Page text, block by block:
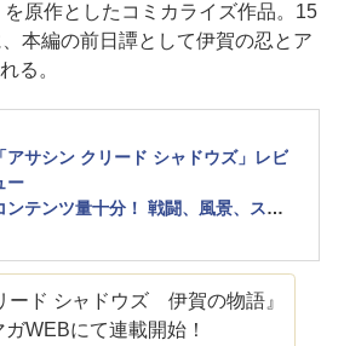
を原作としたコミカライズ作品。15
本編の前日譚として伊賀の忍とア
る。
「アサシン クリード シャドウズ」レビ
ー
ンテンツ量十分！ 戦闘、風景、スト
ド作品
ード シャドウズ 伊賀の物語』
ガWEBにて連載開始！